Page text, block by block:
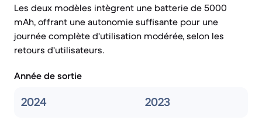
Les deux modèles intègrent une batterie de 5000
mAh, offrant une autonomie suffisante pour une
journée complète d'utilisation modérée, selon les
retours d'utilisateurs.
Année de sortie
2024 2023